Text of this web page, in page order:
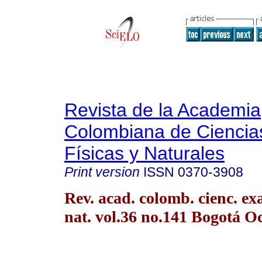
Revista de la Academia
Colombiana de
Físicas y Naturales
Print version ISSN 0370-3908
Rev. acad. colomb. cienc.
nat. vol.36 no.141 Bogotá